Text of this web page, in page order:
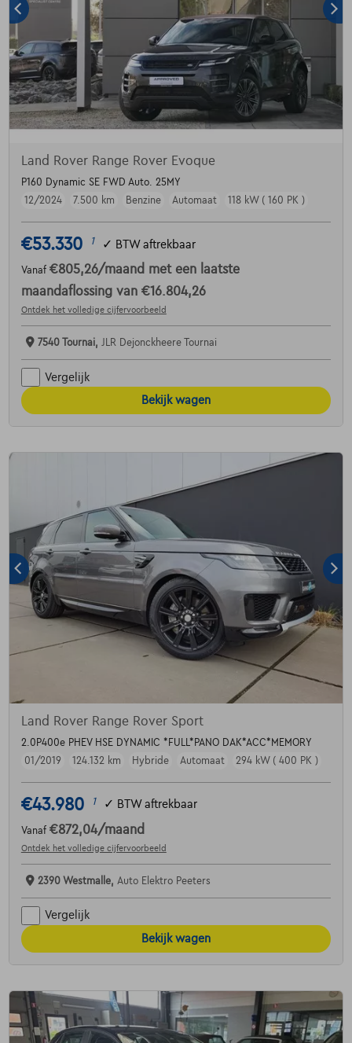
Land Rover Range Rover Evoque
P160 Dynamic SE FWD Auto. 25MY
12/2024
7.500 km Benzine Automaat 118 kW ( 160 PK )
€53.330 1 ✓ BTW aftrekbaar
Vanaf €805,26/maand met een laatste
maandaflossing van €16.804,26
Ontdek het volledige cijfervoorbeeld
7540 Tournai, JLR Dejonckheere Tournai
Vergelijk
Bekijk wagen
Land Rover Range Rover Sport
2.0P400e PHEV HSE DYNAMIC *FULL*PANO DAK*ACC*MEMORY
01/2019
124.132 km Hybride Automaat 294 kW ( 400 PK )
€43.980 1 ✓ BTW aftrekbaar
Vanaf €872,04/maand
Ontdek het volledige cijfervoorbeeld
2390 Westmalle, Auto Elektro Peeters
Vergelijk
Bekijk wagen